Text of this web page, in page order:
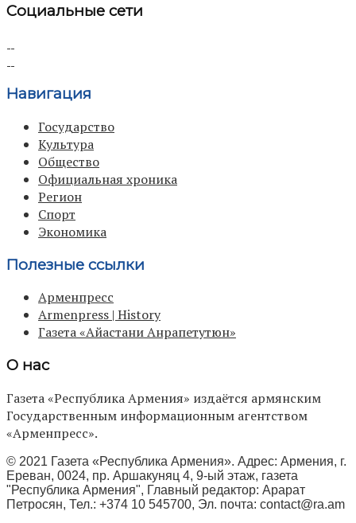
Социальные сети
Навигация
Государство
Культура
Общество
Официальная хроника
Регион
Спорт
Экономика
Полезные ссылки
Арменпресс
Armenpress | History
Газета «Айастани Анрапетутюн»
О нас
Газета «Республика Армения» издаётся армянским
Государственным информационным агентством
«Арменпресс».
© 2021 Газета «Республика Армения». Адрес: Армения, г.
Ереван, 0024, пр. Аршакуняц 4, 9-ый этаж, газета
"Республика Армения", Главный редактор: Арарат
Петросян, Тел.: +374 10 545700, Эл. почта: contact@ra.am